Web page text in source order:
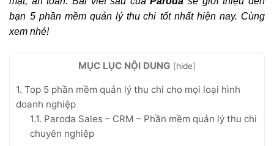
bạn 5 phần mềm quản lý thu chi tốt nhất hiện nay. Cùng
xem nhé!
MỤC LỤC NỘI DUNG [hide]
1. Top 5 phần mềm quản lý thu chi cho mọi loại hình
doanh nghiệp
1.1. Paroda Sales – CRM – Phần mềm quản lý thu chi
chuyên nghiệp